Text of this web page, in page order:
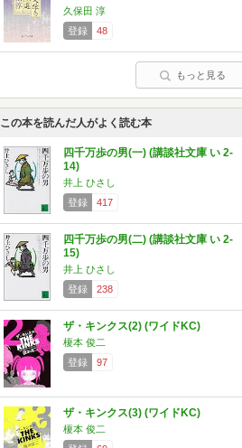
久保田 淳
登録
48
もっと見る
この本を読んだ人がよく読む本
四千万歩の男(一) (講談社文庫 い 2-
14)
井上 ひさし
登録
417
四千万歩の男(二) (講談社文庫 い 2-
15)
井上 ひさし
登録
238
ザ・キンクス(2) (ワイドKC)
榎本 俊二
登録
97
ザ・キンクス(3) (ワイドKC)
榎本 俊二